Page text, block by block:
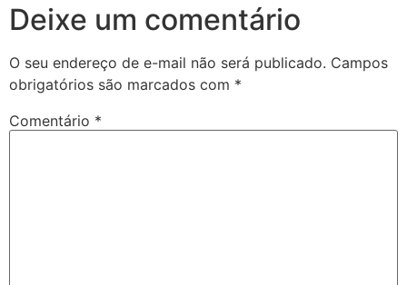
Deixe um comentário
O seu endereço de e-mail não será publicado. Campos
obrigatórios são marcados com *
Comentário *